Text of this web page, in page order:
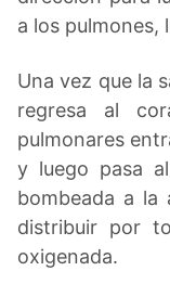
a los pulmones,
Una vez que la
regresa al
pulmonares
y luego pasa
bombeada a la
distribuir por
oxigenada.